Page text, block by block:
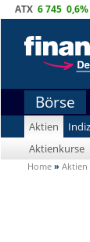
ATX 6 745 0,6%
Börse
Aktien
Aktienkurse
Home » Aktien